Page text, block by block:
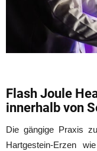
Flash Joule
innerhalb von
Die gängige Praxis
Hartgestein-Erzen